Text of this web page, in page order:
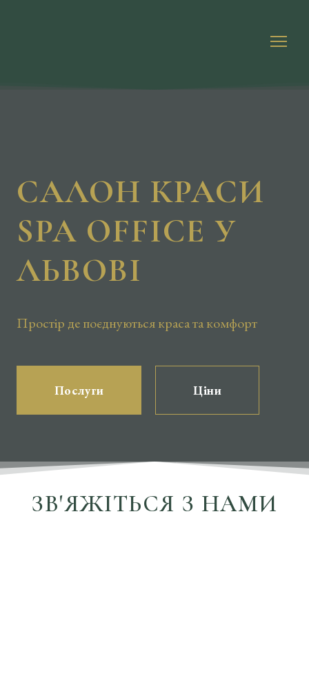
САЛОН КРАСИ
SPA OFFICE У
ЛЬВОВІ
Простір де поєднуються краса та комфорт
Послуги Ціни
ЗВ'ЯЖІТЬСЯ З НАМИ